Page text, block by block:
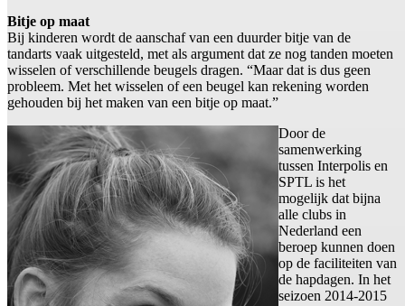
Bitje op maat
Bij kinderen wordt de aanschaf van een duurder bitje van de
tandarts vaak uitgesteld, met als argument dat ze nog tanden moeten
wisselen of verschillende beugels dragen. “Maar dat is dus geen
probleem. Met het wisselen of een beugel kan rekening worden
gehouden bij het maken van een bitje op maat.”
Door de
samenwerking
tussen Interpolis en
SPTL is het
mogelijk dat bijna
alle clubs in
Nederland een
beroep kunnen doen
op de faciliteiten van
de hapdagen. In het
seizoen 2014-2015